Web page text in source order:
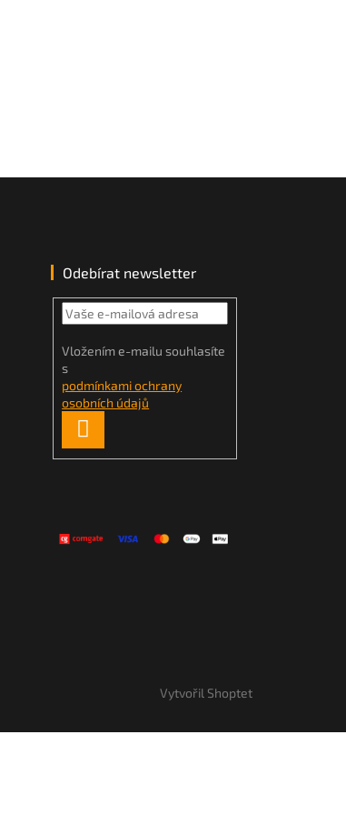
Odebírat newsletter
Vložením e-mailu souhlasíte
s
podmínkami ochrany
osobních údajů
SE
Vytvořil Shoptet